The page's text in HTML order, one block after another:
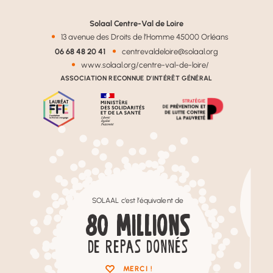
de son travail.
Générosité et solidarité
sont les maître-mots de
cette expérience qui
sera à renouveler
SOLAAL c’est l’équivalent de
80 MILLIONS
DE REPAS DONNÉS
MERCI !
Solaal Centre-Val de Loire
13 avenue des Droits de l’Homme 45000 Orléans
06 68 48 20 41
centrevaldeloire@solaal.org
www.solaal.org/centre-val-de-loire/
ASSOCIATION RECONNUE D’INTÉRÊT GÉNÉRAL